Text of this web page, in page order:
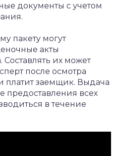
документы с учетом
пакету могут
акты
Составлять их может
после осмотра
платит заемщик. Выдача
предоставления всех
в течение